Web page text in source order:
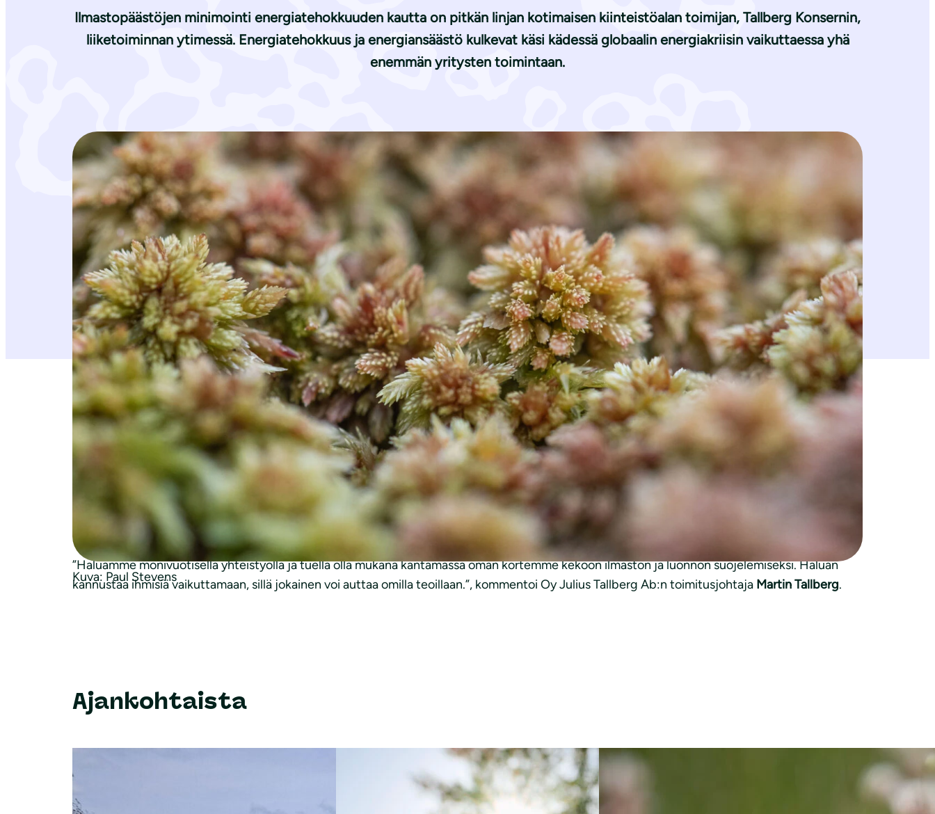
Ilmastopäästöjen minimointi energiatehokkuuden kautta on pitkän linjan kotimaisen kiinteistöalan toimijan, Tallberg Konsernin,
liiketoiminnan ytimessä. Energiatehokkuus ja energiansäästö kulkevat käsi kädessä globaalin energiakriisin vaikuttaessa yhä
enemmän yritysten toimintaan.
Kuva: Paul Stevens
Yhteistyössä Suomen luonnonsuojeluliiton kanssa Tallberg pystyy osoittamaan tukensa konkreettiseen ilmastonmuutoksen torjuntatyöhön
omien, yrityksessä tehtävien toimien lisäksi. Tuki Luonnonsuojeluliiton toteuttamalle soiden ennallistamistyölle on ilmastoteko ja samalla
luontoteko monimuotoisen suoluonnon suojelemiseksi. Suot varastoivat hiiltä ja poistamalla ylimääräistä hiilidioksidia ilmakehästä merkitys on
huomattava ilmastonmuutoksen torjunnassa. Soiden ennallistamisella on positiivista vaikutusta myös vesistöjen tilaan.
Yhteistyötuella on jo ennallistettu Ilomantsin alueella sijaitsevaa Iso Piitsonsuota ja Isovuoman aapasuota Muoniossa. Näin on autettu luonnon
monimuotoisuuden säilymistä ilmaston kannalta tärkeissä suoekosysteemeissä. Ennallistustöiden tuloksista kerrotaan seurantakäynneillä
kohdealueilla.
”Haluamme monivuotisella yhteistyöllä ja tuella olla mukana kantamassa oman kortemme kekoon ilmaston ja luonnon suojelemiseksi. Haluan
kannustaa ihmisiä vaikuttamaan, sillä jokainen voi auttaa omilla teoillaan.”, kommentoi Oy Julius Tallberg Ab:n toimitusjohtaja Martin Tallberg.
Ajankohtaista